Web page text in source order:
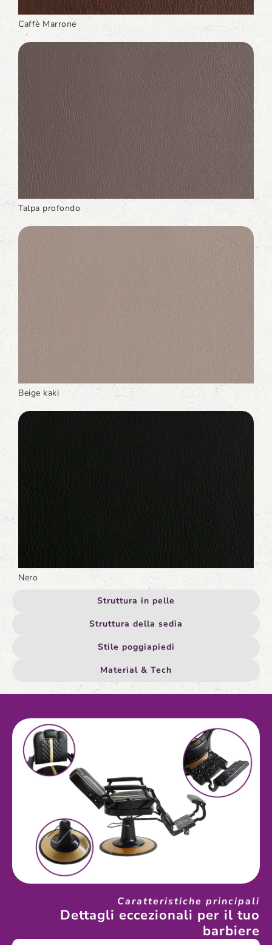
Caffè Marrone
Talpa profondo
Beige kaki
Nero
Struttura in pelle
Struttura della sedia
Stile poggiapiedi
Material & Tech
Caratteristiche principali
Dettagli eccezionali per il tuo
barbiere